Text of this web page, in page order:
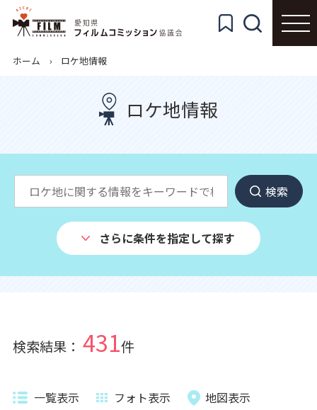
ホーム ロケ地情報
ロケ地情報
検索
さらに条件を指定して探す
検索結果： 431件
一覧表示 フォト表示 地図表示